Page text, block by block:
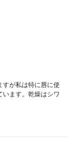
すが私は特に唇に使
ます。乾燥はシワ